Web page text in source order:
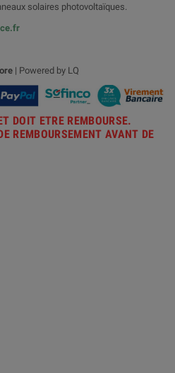
solaires photovoltaïques.
| Powered by LQ
DOIT ETRE REMBOURSE.
REMBOURSEMENT AVANT DE